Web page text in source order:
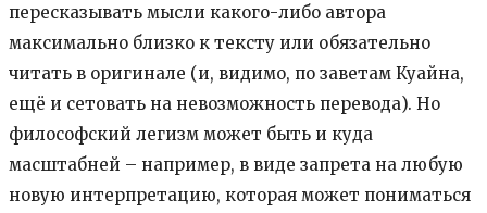
пересказывать мысли какого-либо автора
максимально близко к тексту или обязательно
читать в оригинале (и, видимо, по заветам Куайна,
ещё и сетовать на невозможность перевода). Но
философский легизм может быть и куда
масштабней – например, в виде запрета на любую
новую интерпретацию, которая может пониматься